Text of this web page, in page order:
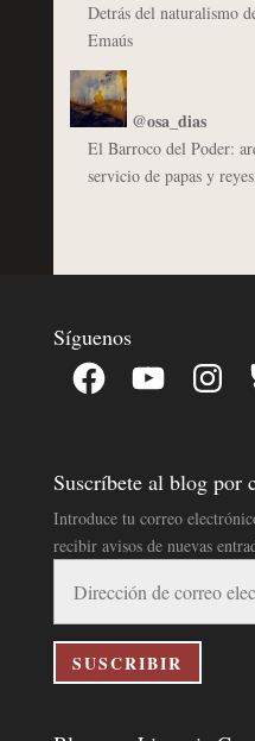
Detrás del naturalismo
Emaús
@osa_dias
El Barroco del Poder:
servicio de papas y
Síguenos
Facebook YouTube Instagram
Suscríbete al blog por
Introduce tu correo
recibir avisos de nuevas
correo
electrónico
SUSCRIBIR